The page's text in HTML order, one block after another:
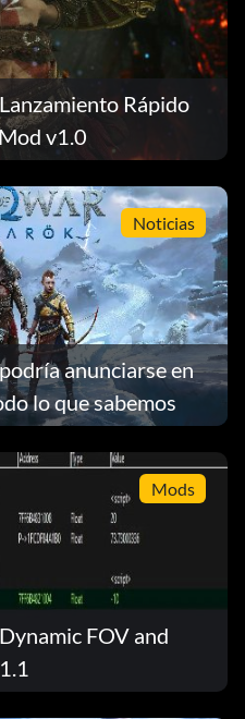
Rápido
v1.0
Noticias
anunciarse en
lo que sabemos
Mods
FOV and